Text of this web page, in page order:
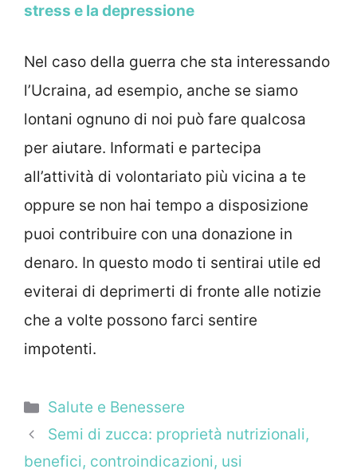
stress e la depressione
Nel caso della guerra che sta interessando
l’Ucraina, ad esempio, anche se siamo
lontani ognuno di noi può fare qualcosa
per aiutare. Informati e partecipa
all’attività di volontariato più vicina a te
oppure se non hai tempo a disposizione
puoi contribuire con una donazione in
denaro. In questo modo ti sentirai utile ed
eviterai di deprimerti di fronte alle notizie
che a volte possono farci sentire
impotenti.
Categorie
Salute e Benessere
Semi di zucca: proprietà nutrizionali,
benefici, controindicazioni, usi